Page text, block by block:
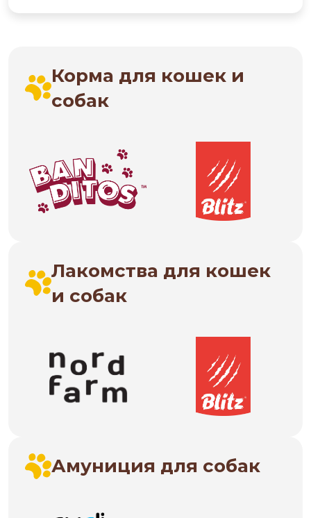
Корма для кошек и
собак
Лакомства для кошек
и собак
Амуниция для собак